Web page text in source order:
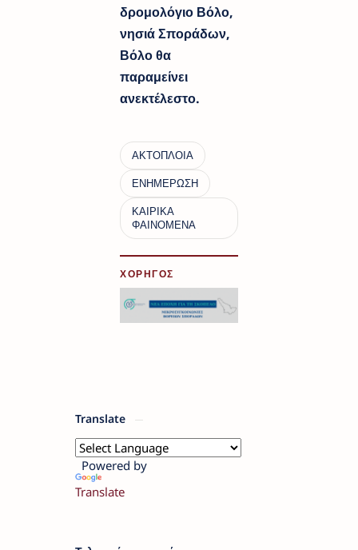
δρομολόγιο Βόλο,
νησιά Σποράδων,
Βόλο θα
παραμείνει
ανεκτέλεστο.
ΧΟΡΗΓΟΣ
Translate
Powered by
Translate